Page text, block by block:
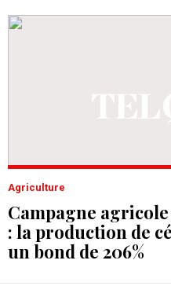
Agriculture
Campagne agricole
: la production de
un bond de 206%